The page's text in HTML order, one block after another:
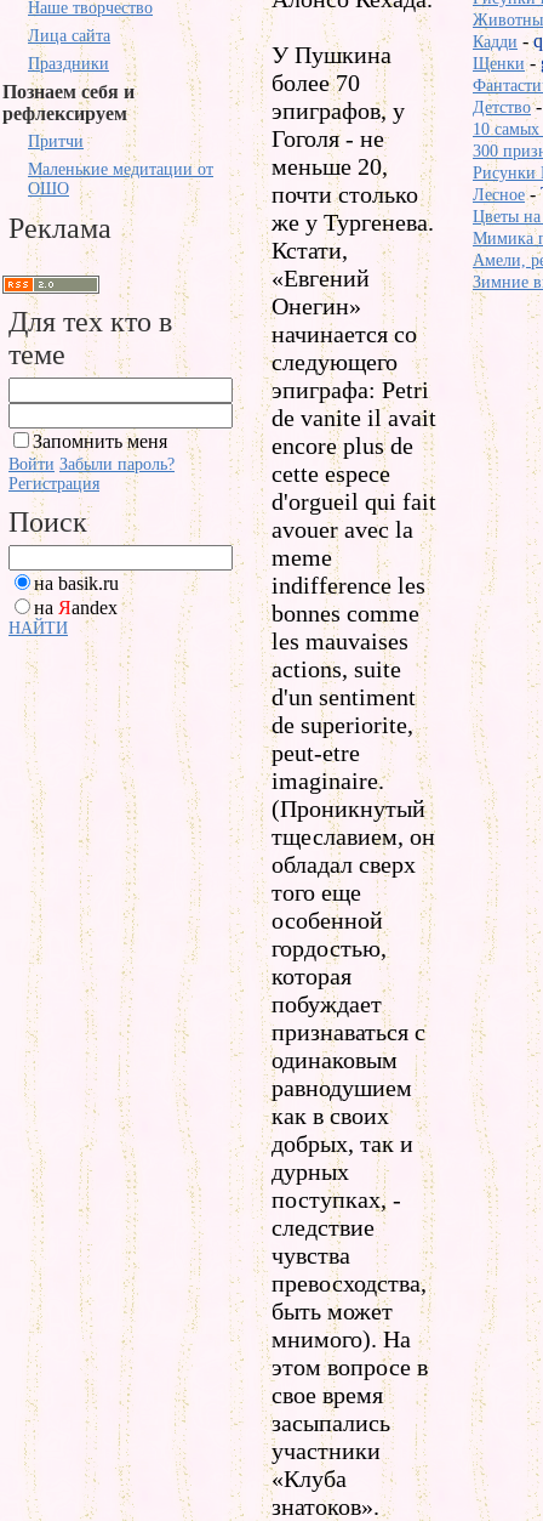
Наше творчество
Лица сайта
Праздники
Познаем себя и
рефлексируем
Притчи
Маленькие медитации от
ОШО
Реклама
Для тех кто в
теме
Запомнить меня
Войти Забыли пароль?
Регистрация
Поиск
на basik.ru
на Яandex
НАЙТИ
У Пушкина
более 70
эпиграфов, у
Гоголя - не
меньше 20,
почти столько
же у Тургенева.
Кстати,
«Евгений
Онегин»
начинается со
следующего
эпиграфа: Petri
de vanite il avait
encore plus de
cette espece
d'orgueil qui fait
avouer avec la
meme
indifference les
bonnes comme
les mauvaises
actions, suite
d'un sentiment
de superiorite,
peut-etre
imaginaire.
(Проникнутый
тщеславием, он
обладал сверх
того еще
особенной
гордостью,
которая
побуждает
признаваться с
одинаковым
равнодушием
как в своих
добрых, так и
дурных
поступках, -
следствие
чувства
превосходства,
быть может
мнимого). На
этом вопросе в
свое время
засыпались
участники
«Клуба
знатоков».
Кадди -
Щенки-
Детство
10
300
Рисунки
Лесное-
Цветы
Мимика
Амели,
Зимние